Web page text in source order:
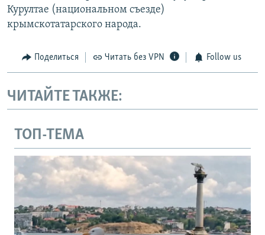
Курултае (национальном съезде)
крымскотатарского народа.
Поделиться Читать без VPN Follow us
ЧИТАЙТЕ ТАКЖЕ:
ТОП-ТЕМА